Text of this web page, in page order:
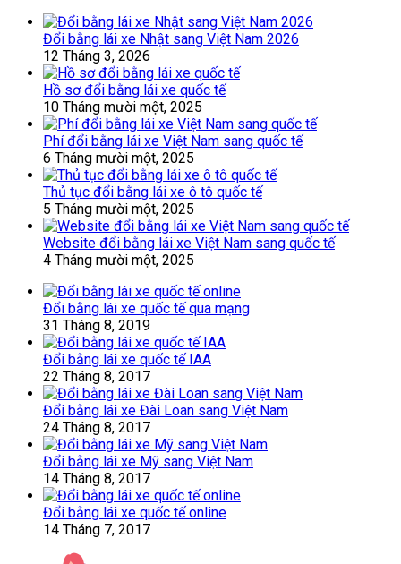
Đổi bằng lái xe Nhật sang Việt Nam 2026
12 Tháng 3, 2026
Hồ sơ đổi bằng lái xe quốc tế
10 Tháng mười một, 2025
Phí đổi bằng lái xe Việt Nam sang quốc tế
6 Tháng mười một, 2025
Thủ tục đổi bằng lái xe ô tô quốc tế
5 Tháng mười một, 2025
Website đổi bằng lái xe Việt Nam sang quốc tế
4 Tháng mười một, 2025
Đổi bằng lái xe quốc tế qua mạng
31 Tháng 8, 2019
Đổi bằng lái xe quốc tế IAA
22 Tháng 8, 2017
Đổi bằng lái xe Đài Loan sang Việt Nam
24 Tháng 8, 2017
Đổi bằng lái xe Mỹ sang Việt Nam
14 Tháng 8, 2017
Đổi bằng lái xe quốc tế online
14 Tháng 7, 2017